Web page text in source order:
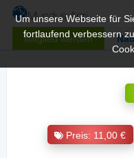
Mitglied werden
Um unsere Webseite für
fortlaufend verbessern
Preis: 11,00 €